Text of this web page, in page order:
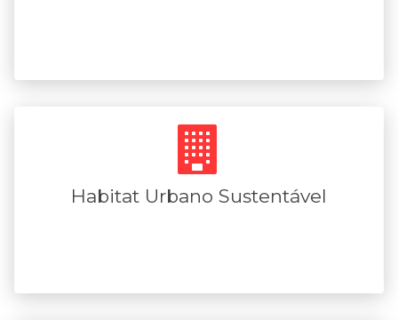
Habitat Urbano Sustentável